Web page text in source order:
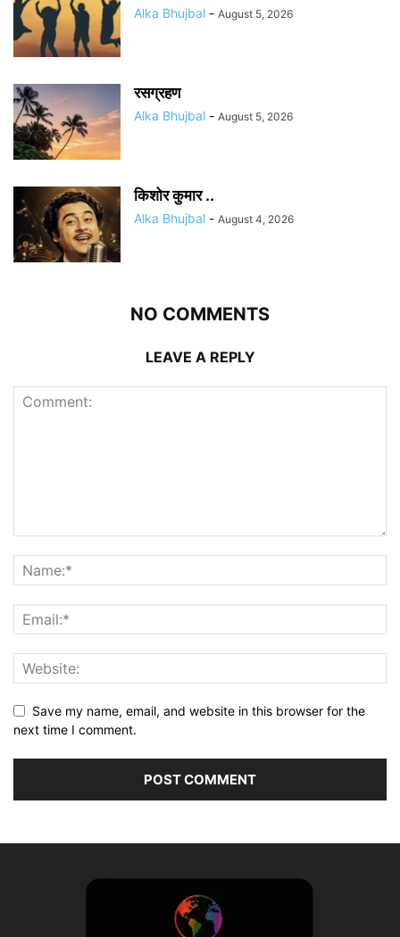
Alka Bhujbal - August 5, 2026
रसग्रहण
Alka Bhujbal - August 5, 2026
किशोर कुमार ..
Alka Bhujbal - August 4, 2026
NO COMMENTS
LEAVE A REPLY
Save my name, email, and website in this browser for the
next time I comment.